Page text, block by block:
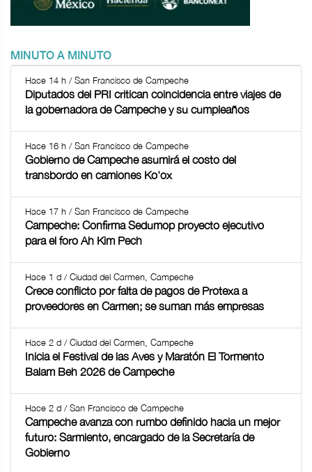
MINUTO A MINUTO
Hace 14 h / San Francisco de Campeche
Diputados del PRI critican coincidencia entre viajes de
la gobernadora de Campeche y su cumpleaños
Hace 16 h / San Francisco de Campeche
Gobierno de Campeche asumirá el costo del
transbordo en camiones Ko'ox
Hace 17 h / San Francisco de Campeche
Campeche: Confirma Sedumop proyecto ejecutivo
para el foro Ah Kim Pech
Hace 1 d / Ciudad del Carmen, Campeche
Crece conflicto por falta de pagos de Protexa a
proveedores en Carmen; se suman más empresas
Hace 2 d / Ciudad del Carmen, Campeche
Inicia el Festival de las Aves y Maratón El Tormento
Balam Beh 2026 de Campeche
Hace 2 d / San Francisco de Campeche
Campeche avanza con rumbo definido hacia un mejor
futuro: Sarmiento, encargado de la Secretaría de
Gobierno